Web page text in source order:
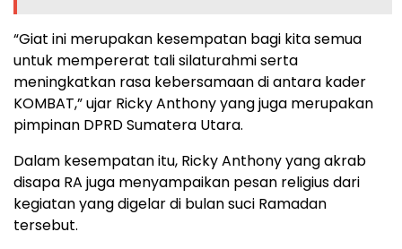
“Giat ini merupakan kesempatan bagi kita semua
untuk mempererat tali silaturahmi serta
meningkatkan rasa kebersamaan di antara kader
KOMBAT,” ujar Ricky Anthony yang juga merupakan
pimpinan DPRD Sumatera Utara.
Dalam kesempatan itu, Ricky Anthony yang akrab
disapa RA juga menyampaikan pesan religius dari
kegiatan yang digelar di bulan suci Ramadan
tersebut.